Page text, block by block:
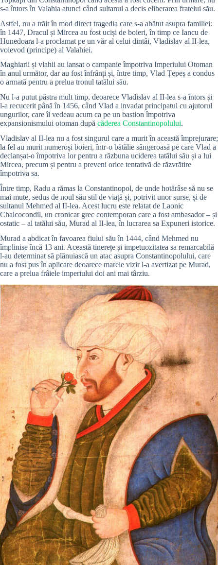
s-a întors în Valahia atunci când sultanul a decis eliberarea fratelui său.
Astfel, nu a trăit în mod direct tragedia care s-a abătut asupra familiei:
în 1447, Dracul și Mircea au fost uciși de boieri, în timp ce Iancu de
Hunedoara l-a proclamat pe un văr al celui dintâi, Vladislav al II-lea,
voievod (principe) al Valahiei.
Maghiarii și vlahii au lansat o campanie împotriva Imperiului Otoman
în anul următor, dar au fost înfrânți și, între timp, Vlad Țepeș a condus
o armată pentru a prelua tronul tatălui său.
Nu l-a putut păstra mult timp, deoarece Vladislav al II-lea s-a întors și
l-a recucerit până în 1456, când Vlad a invadat principatul cu ajutorul
ungurilor, care îl vedeau acum ca pe un bastion împotriva
expansionismului otoman după căderea Constantinopolului.
Vladislav al II-lea nu a fost singurul care a murit în această împrejurare;
la fel au murit numeroși boieri, într-o bătălie sângeroasă pe care Vlad a
declanșat-o împotriva lor pentru a răzbuna uciderea tatălui său și a lui
Mircea, precum și pentru a preveni orice tentativă de răzvrătire
împotriva sa.
Între timp, Radu a rămas la Constantinopol, de unde hotărâse să nu se
mai mute, sedus de noul său stil de viață și, potrivit unor surse, și de
sultanul Mehmed al II-lea. Acest lucru este relatat de Laonic
Chalcocondil, un cronicar grec contemporan care a fost ambasador – și
ostatic – al tatălui său, Murad al II-lea, în lucrarea sa Expuneri istorice.
Murad a abdicat în favoarea fiului său în 1444, când Mehmed nu
împlinise încă 13 ani. Această tinerețe și impetuozitatea sa remarcabilă
l-au determinat să plănuiască un atac asupra Constantinopolului, care
nu a fost pus în aplicare deoarece marele vizir l-a avertizat pe Murad,
care a prelua frâiele imperiului doi ani mai târziu.